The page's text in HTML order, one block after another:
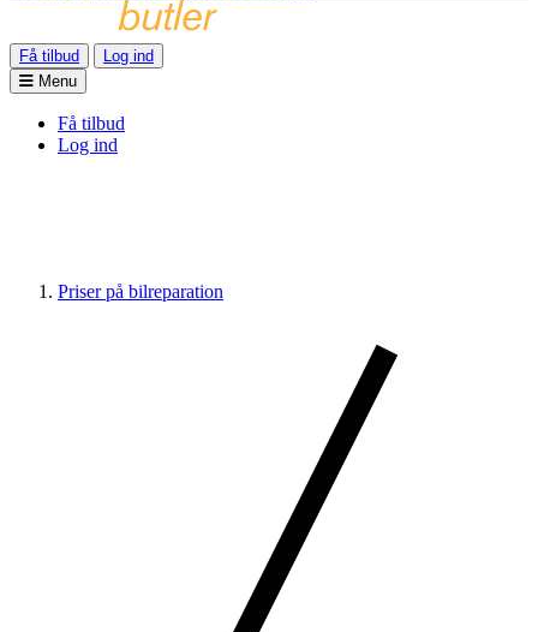
Få tilbud
Log ind
Menu
Få tilbud
Log ind
Priser på bilreparation